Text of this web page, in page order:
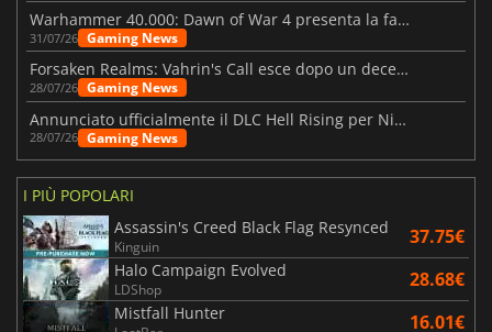
Warhammer 40.000: Dawn of War 4 presenta la fazione dei Necron
31/07/26 Gaming News
Forsaken Realms: Vahrin's Call esce dopo un decennio di sviluppo
28/07/26 Gaming News
Annunciato ufficialmente il DLC Hell Rising per Nioh 3
28/07/26 Gaming News
I PIÙ POPOLARI
Assassin's Creed Black Flag Resynced
Kinguin 37.75€
Halo Campaign Evolved
LDShop 28.68€
Mistfall Hunter 16.01€